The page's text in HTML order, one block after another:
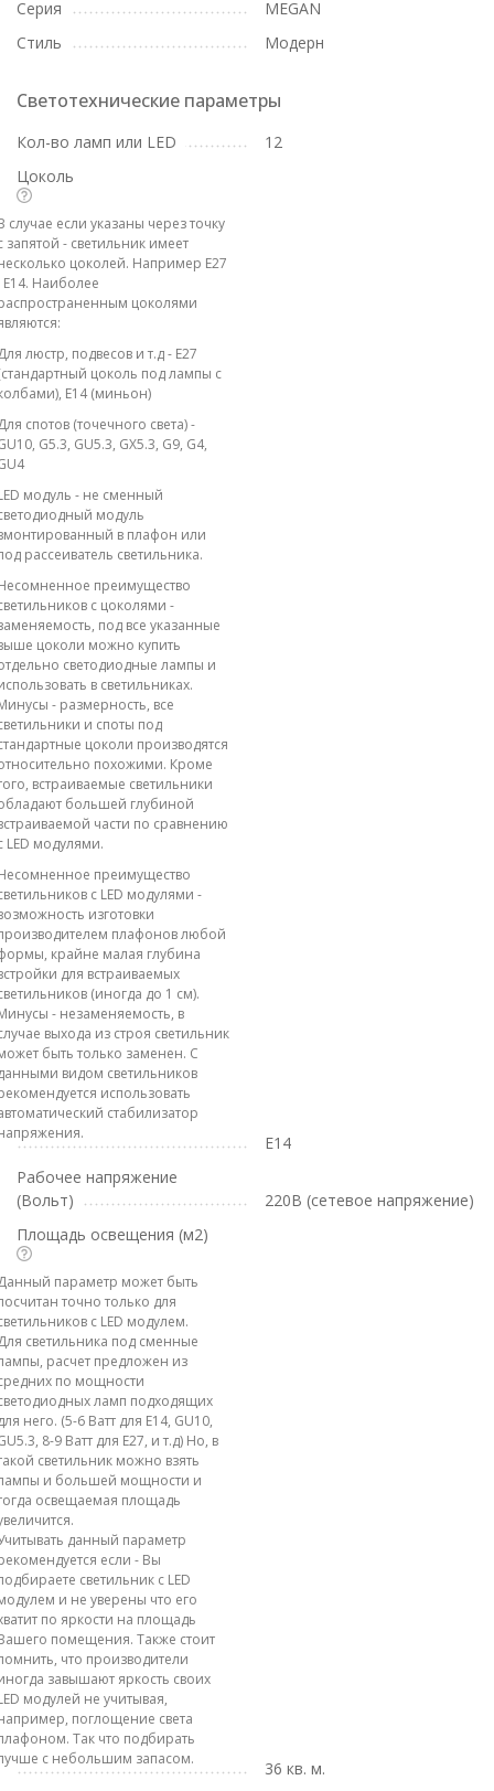
Серия
MEGAN
Стиль
Модерн
Светотехнические параметры
Кол-во ламп или LED
12
Цоколь
случае если указаны через точку
запятой - светильник имеет
цоколей. Например E27
E14. Наиболее
цоколями
люстр, подвесов и т.д - E27
цоколь под лампы с
E14 (миньон)
спотов (точечного света) -
G5.3, GU5.3, GX5.3, G9, G4,
модуль - не сменный
модуль
в плафон или
рассеиватель светильника.
преимущество
с цоколями -
под все указанные
цоколи можно купить
светодиодные лампы и
в светильниках.
- размерность, все
и споты под
цоколи производятся
похожими. Кроме
встраиваемые светильники
большей глубиной
части по сравнению
LED модулями.
преимущество
с LED модулями -
изготовки
плафонов любой
крайне малая глубина
для встраиваемых
(иногда до 1 см).
- незаменяемость, в
выхода из строя светильник
быть только заменен. С
видом светильников
использовать
стабилизатор
E14
Рабочее напряжение
(Вольт)
220В (сетевое напряжение)
Площадь освещения (м2)
параметр может быть
точно только для
с LED модулем.
светильника под сменные
расчет предложен из
по мощности
ламп подходящих
него. (5-6 Ватт для E14, GU10,
8-9 Ватт для E27, и т.д) Но, в
светильник можно взять
и большей мощности и
освещаемая площадь
данный параметр
если - Вы
светильник с LED
и не уверены что его
по яркости на площадь
помещения. Также стоит
что производители
завышают яркость своих
модулей не учитывая,
поглощение света
Так что подбирать
с небольшим запасом.
36 кв. м.